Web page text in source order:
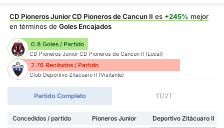
CD Pioneros Junior CD Pioneros de Cancun II es +245% mejor
en términos de Goles Encajados
0.8 Goles / Partido
CD Pioneros Junior CD Pioneros de Cancun II (Local)
2.76 Recibidos / Partido
Club Deportivo Zitacuaro II (Visitante)
Partido Completo 1T/2T
Concedidos / partido Pioneros Junior
Deportivo Zitácuaro II